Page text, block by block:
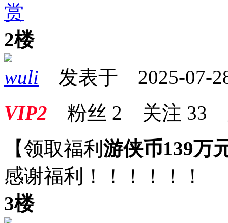
赏
2楼
wuli 发表于 2025-07-
VIP2 粉丝 2 关注 33
【领取福利 游侠币139万
感谢福利！！！！！！
3楼